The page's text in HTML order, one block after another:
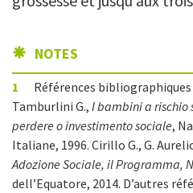
NOTES
1 Références bibliographiques
Tamburlini G., I bambini a rischio
perdere o investimento sociale,
Italiane, 1996. Cirillo G., G.
Adozione Sociale, il Programma,
dell’Equatore, 2014. D’autres